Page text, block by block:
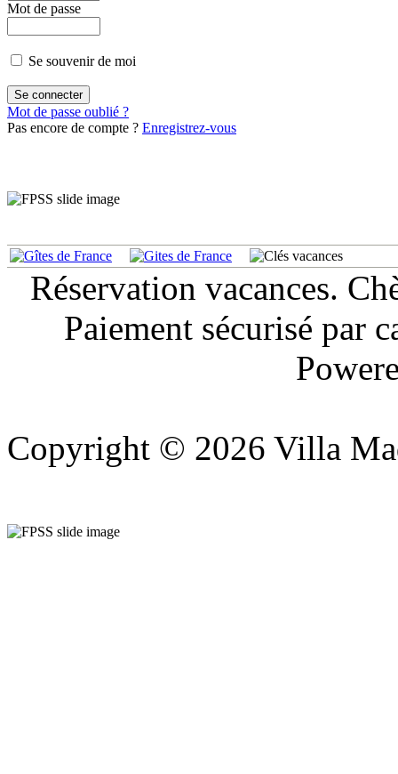
Mot de passe
Se souvenir de moi
Mot de passe oublié ?
Pas encore de compte ? Enregistrez-vous
Réservation vacances.
Paiement sécurisé par
Copyright © 2026 Villa